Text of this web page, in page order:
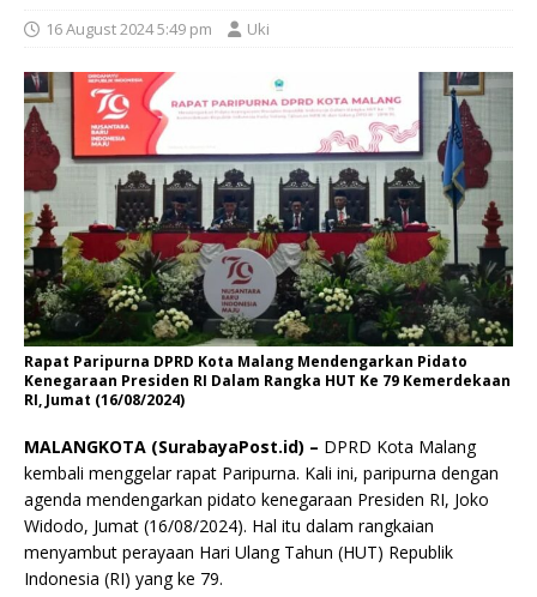
16 August 2024 5:49 pm Uki
Rapat Paripurna DPRD Kota Malang Mendengarkan Pidato
Kenegaraan Presiden RI Dalam Rangka HUT Ke 79 Kemerdekaan
RI, Jumat (16/08/2024)
MALANGKOTA (SurabayaPost.id) – DPRD Kota Malang
kembali menggelar rapat Paripurna. Kali ini, paripurna dengan
agenda mendengarkan pidato kenegaraan Presiden RI, Joko
Widodo, Jumat (16/08/2024). Hal itu dalam rangkaian
menyambut perayaan Hari Ulang Tahun (HUT) Republik
Indonesia (RI) yang ke 79.